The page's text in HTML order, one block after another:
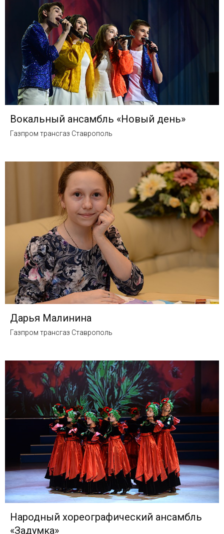
Вокальный ансамбль «Новый день»
Газпром трансгаз Ставрополь
Дарья Малинина
Газпром трансгаз Ставрополь
Народный хореографический ансамбль
«Задумка»